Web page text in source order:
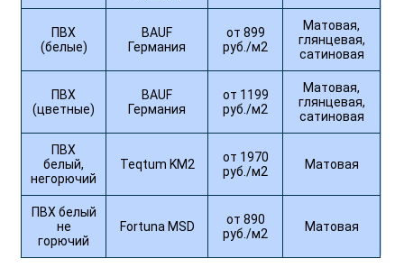
ПВХ
(белые)
BAUF
Германия
от 899
руб./м2
Матовая,
глянцевая,
сатиновая
ПВХ
(цветные)
BAUF
Германия
от 1199
руб./м2
Матовая,
глянцевая,
сатиновая
ПВХ
белый,
негорючий
Teqtum KM2
от 1970
руб./м2
Матовая
ПВХ белый
не
горючий
Fortuna MSD
от 890
руб./м2
Матовая